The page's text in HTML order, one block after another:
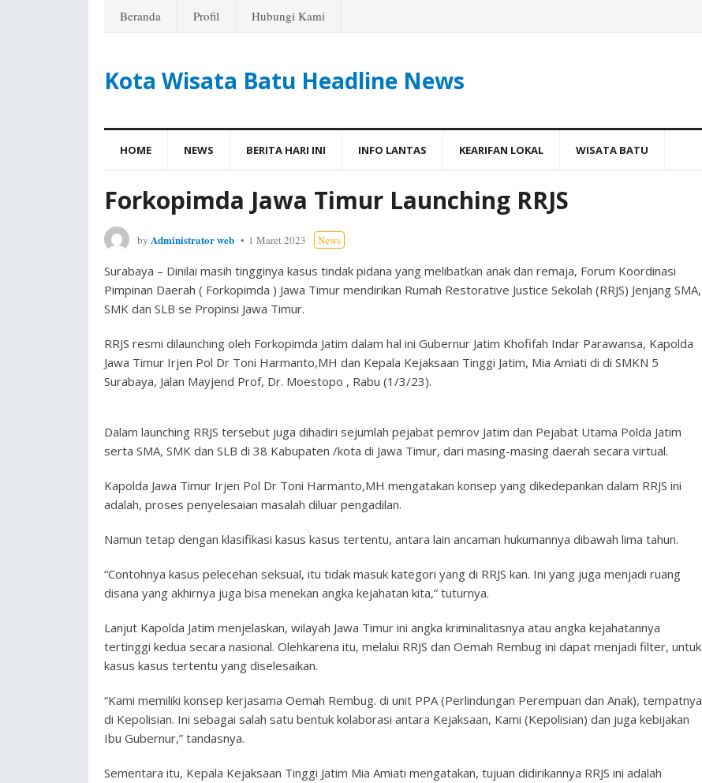
Beranda Profil Hubungi Kami
Kota Wisata Batu Headline News
HOME NEWS BERITA HARI INI INFO LANTAS KEARIFAN LOKAL WISATA BATU
Forkopimda Jawa Timur Launching RRJS
by Administrator web 1 Maret 2023 News
Surabaya – Dinilai masih tingginya kasus tindak pidana yang melibatkan anak dan remaja, Forum Koordinasi
Pimpinan Daerah ( Forkopimda ) Jawa Timur mendirikan Rumah Restorative Justice Sekolah (RRJS) Jenjang SMA,
SMK dan SLB se Propinsi Jawa Timur.
RRJS resmi dilaunching oleh Forkopimda Jatim dalam hal ini Gubernur Jatim Khofifah Indar Parawansa, Kapolda
Jawa Timur Irjen Pol Dr Toni Harmanto,MH dan Kepala Kejaksaan Tinggi Jatim, Mia Amiati di di SMKN 5
Surabaya, Jalan Mayjend Prof, Dr. Moestopo , Rabu (1/3/23).
Dalam launching RRJS tersebut juga dihadiri sejumlah pejabat pemrov Jatim dan Pejabat Utama Polda Jatim
serta SMA, SMK dan SLB di 38 Kabupaten /kota di Jawa Timur, dari masing-masing daerah secara virtual.
Kapolda Jawa Timur Irjen Pol Dr Toni Harmanto,MH mengatakan konsep yang dikedepankan dalam RRJS ini
adalah, proses penyelesaian masalah diluar pengadilan.
Namun tetap dengan klasifikasi kasus kasus tertentu, antara lain ancaman hukumannya dibawah lima tahun.
“Contohnya kasus pelecehan seksual, itu tidak masuk kategori yang di RRJS kan. Ini yang juga menjadi ruang
disana yang akhirnya juga bisa menekan angka kejahatan kita,” tuturnya.
Lanjut Kapolda Jatim menjelaskan, wilayah Jawa Timur ini angka kriminalitasnya atau angka kejahatannya
tertinggi kedua secara nasional. Olehkarena itu, melalui RRJS dan Oemah Rembug ini dapat menjadi filter, untuk
kasus kasus tertentu yang diselesaikan.
“Kami memiliki konsep kerjasama Oemah Rembug. di unit PPA (Perlindungan Perempuan dan Anak), tempatnya
di Kepolisian. Ini sebagai salah satu bentuk kolaborasi antara Kejaksaan, Kami (Kepolisian) dan juga kebijakan
Ibu Gubernur,” tandasnya.
Sementara itu, Kepala Kejaksaan Tinggi Jatim Mia Amiati mengatakan, tujuan didirikannya RRJS ini adalah